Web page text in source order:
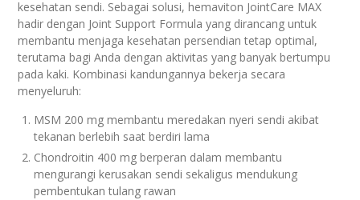
kesehatan sendi. Sebagai solusi, hemaviton JointCare MAX
hadir dengan Joint Support Formula yang dirancang untuk
membantu menjaga kesehatan persendian tetap optimal,
terutama bagi Anda dengan aktivitas yang banyak bertumpu
pada kaki. Kombinasi kandungannya bekerja secara
menyeluruh:
MSM 200 mg membantu meredakan nyeri sendi akibat
tekanan berlebih saat berdiri lama
Chondroitin 400 mg berperan dalam membantu
mengurangi kerusakan sendi sekaligus mendukung
pembentukan tulang rawan